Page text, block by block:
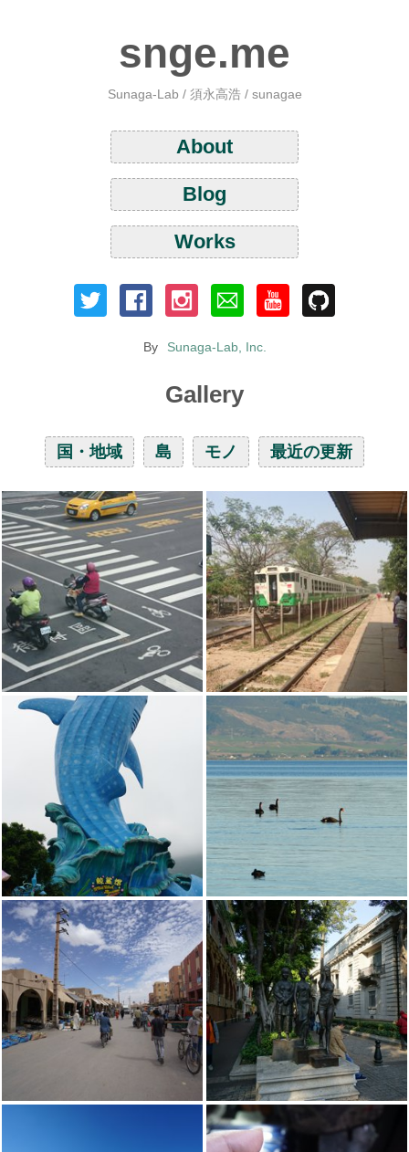
snge.me
Sunaga-Lab / 須永高浩 / sunagae
About
Blog
Works
By Sunaga-Lab, Inc.
Gallery
国・地域 島 モノ 最近の更新